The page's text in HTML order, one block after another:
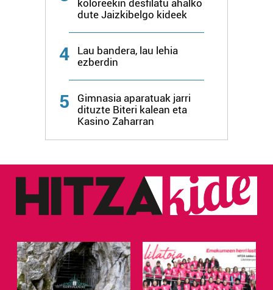
koloreekin desfilatu ahalko
dute Jaizkibelgo kideek
4
Lau bandera, lau lehia
ezberdin
5
Gimnasia aparatuak jarri
dituzte Biteri kalean eta
Kasino Zaharran